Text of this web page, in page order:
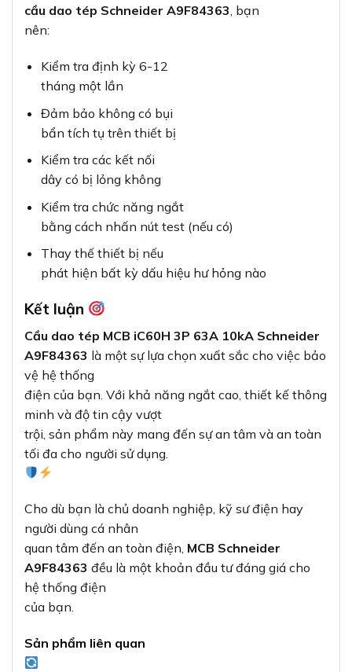
cầu dao tép Schneider A9F84363, bạn
nên:
Kiểm tra định kỳ 6-12
tháng một lần
Đảm bảo không có bụi
bẩn tích tụ trên thiết bị
Kiểm tra các kết nối
dây có bị lỏng không
Kiểm tra chức năng ngắt
bằng cách nhấn nút test (nếu có)
Thay thế thiết bị nếu
phát hiện bất kỳ dấu hiệu hư hỏng nào
Kết luận
Cầu dao tép MCB iC60H 3P 63A 10kA Schneider
A9F84363 là một sự lựa chọn xuất sắc cho việc bảo
vệ hệ thống
điện của bạn. Với khả năng ngắt cao, thiết kế thông
minh và độ tin cậy vượt
trội, sản phẩm này mang đến sự an tâm và an toàn
tối đa cho người sử dụng.
Cho dù bạn là chủ doanh nghiệp, kỹ sư điện hay
người dùng cá nhân
quan tâm đến an toàn điện, MCB Schneider
A9F84363 đều là một khoản đầu tư đáng giá cho
hệ thống điện
của bạn.
Sản phẩm liên quan